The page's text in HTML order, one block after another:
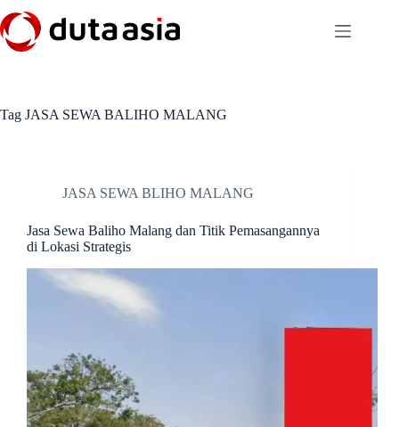
to
content
Tag JASA SEWA BALIHO MALANG
JASA SEWA BLIHO MALANG
Jasa Sewa Baliho Malang dan Titik Pemasangannya
di Lokasi Strategis